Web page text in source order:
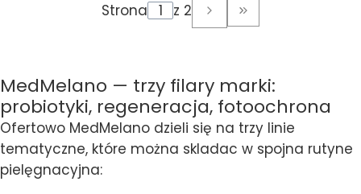
Strona z 2 Przejdź do
MedMelano — trzy filary marki:
probiotyki, regeneracja, fotoochrona
Ofertowo MedMelano dzieli się na trzy linie
tematyczne, które można skladac w spojna rutyne
pielęgnacyjna: